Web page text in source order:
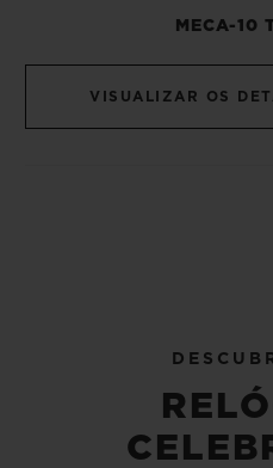
MECA-10
VISUALIZAR OS